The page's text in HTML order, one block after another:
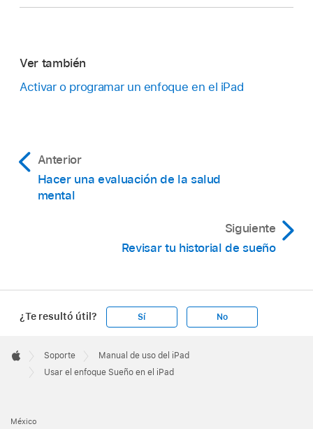
Ver también
Activar o programar un enfoque en el iPad
Anterior
Hacer una evaluación de la salud
mental
Siguiente
Revisar tu historial de sueño
¿Te resultó útil? Sí No
Footer

Apple
Soporte
Manual de uso del iPad
Usar el enfoque Sueño en el iPad
México